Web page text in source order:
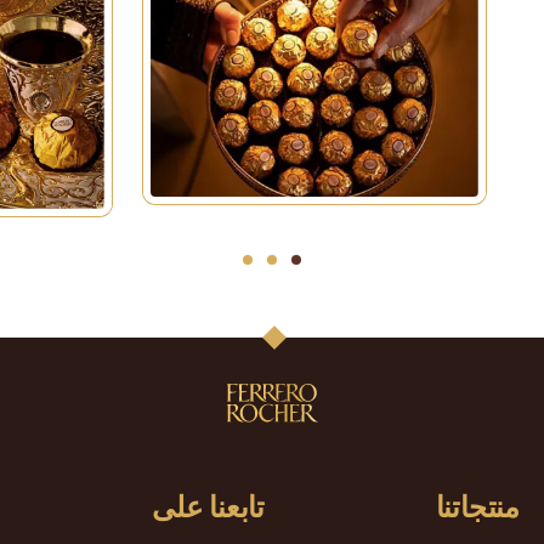
1
2
3
منتجاتنا تابعنا على